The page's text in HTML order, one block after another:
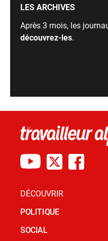
LES ARCHIVES
Après 3 mois, les
découvrez-les.
DÉCOUVRIR
POLITIQUE
SOCIAL